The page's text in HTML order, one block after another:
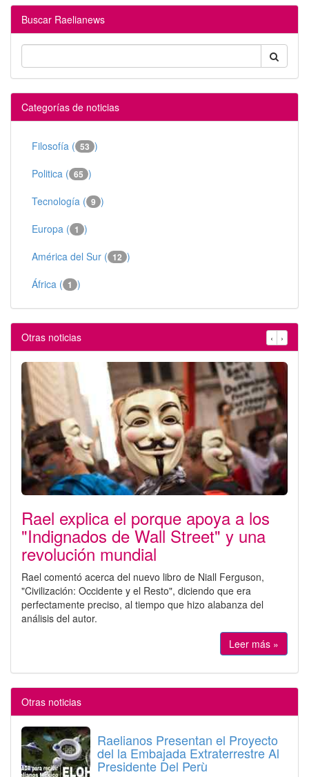
Buscar Raelianews
Categorías de noticias
Filosofía ( 53 )
Politica ( 65 )
Tecnología ( 9 )
Europa ( 1 )
América del Sur ( 12 )
África ( 1 )
Otras noticias ‹ ›
Rael explica el porque apoya a los
"Indignados de Wall Street" y una
revolución mundial
Rael comentó acerca del nuevo libro de Niall Ferguson,
"Civilización: Occidente y el Resto", diciendo que era
perfectamente preciso, al tiempo que hizo alabanza del
análisis del autor.
Leer más »
Otras noticias
Raelianos Presentan el Proyecto
del la Embajada Extraterrestre Al
Presidente Del Perù